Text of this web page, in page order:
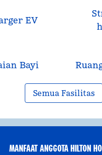
EV
Bayi
Semua Fasilitas
MANFAAT ANGGOTA HILTON